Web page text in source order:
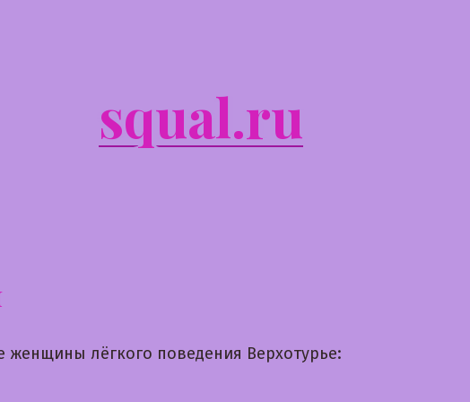
squal.ru
женщины лёгкого поведения Верхотурье: